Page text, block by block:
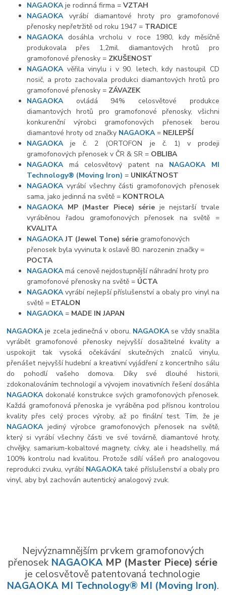
NAGAOKAje rodinná firma =VZTAH
NAGAOKAvyrábí diamantové hroty pro gramofonové
přenosky nepřetržitě od roku 1947 = TRADICE
NAGAOKAdosáhla vrcholu v roce 1980, kdy měsíčně
produkovala přes 1,2mil. diamantových hrotů pro
gramofonové přenosky = ZKUŠENOST
NAGAOKAvěřila vinylu i v 90. letech, kdy nastoupil CD
nosič, a proto zachovala produkci diamantových hrotů pro
gramofonové přenosky = ZÁVAZEK
NAGAOKAovládá 94% celosvětové produkce
diamantových hrotů pro gramofonové přenosky, všichni
konkurenční výrobci gramofonových přenosek berou
diamantové hroty od značky NAGAOKA= NEJLEPŠÍ
NAGAOKAje č. 2 (ORTOFON je č. 1) v prodeji
gramofonových přenosek v ČR & SR = OBLIBA
NAGAOKAmá celosvětový patent na NAGAOKA MI
Technology® (Moving Iron) = UNIKÁTNOST
NAGAOKAvyrábí všechny části gramofonových přenosek
sama, jako jedinná na světě = KONTROLA
NAGAOKAMP (Master Piece) série je nejstarší trvale
vyráběnou řadou gramofonových přenosek na světě =
KVALITA
NAGAOKAJT (Jewel Tone) série gramofonových
přenosek byla vyvinuta k oslavě 80. narozenin značky =
POCTA
NAGAOKAmá cenově nejdostupnější náhradní hroty pro
gramofonové přenosky na světě = ÚCTA
NAGAOKAvyrábí nejlepší příslušenství a obaly pro vinyl na
světě = ETALON
NAGAOKA= MADE IN JAPAN
NAGAOKAje zcela jedinečná v oboru. NAGAOKAse vždy snažila
vyrábět gramofonové přenosky nejvyšší dosažitelné kvality a
uspokojit tak vysoká očekávání skutečných znalců vinylu,
přenášet nejvyšší hudební a kreativní vyjádření z koncertního sálu
do pohodlí vašeho domova. Díky své dlouhé historii,
zdokonalováním technologií a vývojem inovativních řešení dosáhla
NAGAOKAdokonalé konstrukce svých gramofonových přenosek.
Každá gramofonová přenoska je vyráběna pod přísnou kontrolou
kvality přes celý proces výroby, až po finální test. Tím, že je
NAGAOKAjediný výrobce gramofonových přenosek na světě,
který si vyrábí všechny části ve své továrně, diamantové hroty,
chvějky, samarium-kobaltové magnety, cívky, ale i headshelly, má
100% kontrolu nad kvalitou. Protože sdílí vášeň pro analogovou
reprodukci zvuku, vyrábí NAGAOKAtaké příslušenství a obaly pro
vinyl, aby byl zachován autentický analogový zvuk.
Nejvýznamnějším prvkem gramofonových
přenosek NAGAOKA MP (Master Piece) série
je celosvětově patentovaná technologie
NAGAOKA MI Technology® MI (Moving Iron).